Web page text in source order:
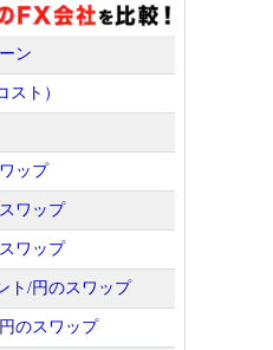
ン
スト）
ップ
ワップ
ワップ
ト/円のスワップ
のスワップ